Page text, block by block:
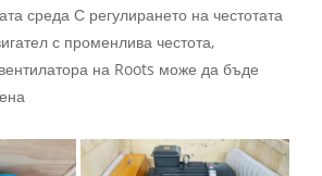
среда С регулирането на честотата
с променлива честота,
на Roots може да бъде